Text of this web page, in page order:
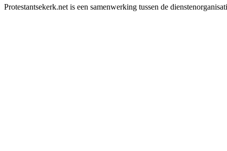
Protestantsekerk.net is een samenwerking tussen de